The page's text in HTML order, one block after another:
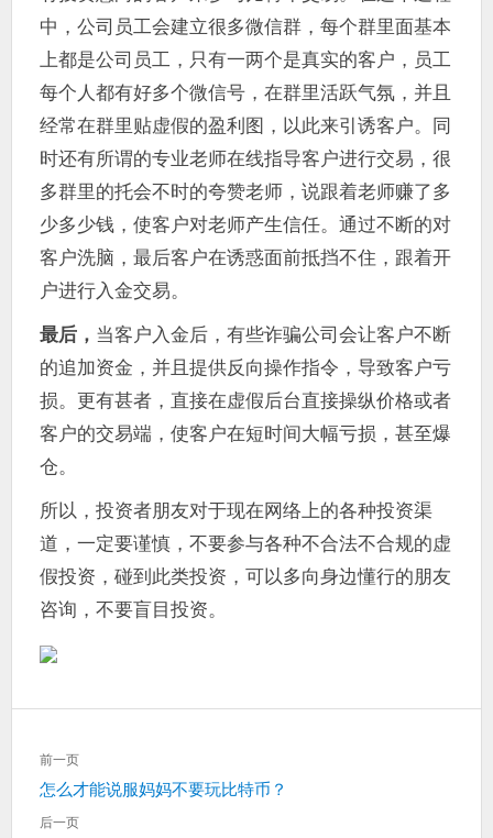
中，公司员工会建立很多微信群，每个群里面基本
上都是公司员工，只有一两个是真实的客户，员工
每个人都有好多个微信号，在群里活跃气氛，并且
经常在群里贴虚假的盈利图，以此来引诱客户。同
时还有所谓的专业老师在线指导客户进行交易，很
多群里的托会不时的夸赞老师，说跟着老师赚了多
少多少钱，使客户对老师产生信任。通过不断的对
客户洗脑，最后客户在诱惑面前抵挡不住，跟着开
户进行入金交易。
最后， 当客户入金后，有些诈骗公司会让客户不断
的追加资金，并且提供反向操作指令，导致客户亏
损。更有甚者，直接在虚假后台直接操纵价格或者
客户的交易端，使客户在短时间大幅亏损，甚至爆
仓。
所以，投资者朋友对于现在网络上的各种投资渠
道，一定要谨慎，不要参与各种不合法不合规的虚
假投资，碰到此类投资，可以多向身边懂行的朋友
咨询，不要盲目投资。
文
章
导
航
前一页
上
一
怎么才能说服妈妈不要玩比特币？
后一页